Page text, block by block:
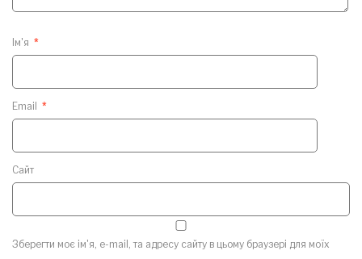
Ім'я *
Email *
Сайт
Зберегти моє ім'я, e-mail, та адресу сайту в цьому браузері для моїх